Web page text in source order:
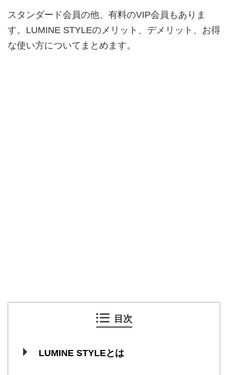
スタンダード会員の他、有料のVIP会員もありま
す。LUMINE STYLEのメリット、デメリット、お得
な使い方についてまとめます。
目次
LUMINE STYLEとは